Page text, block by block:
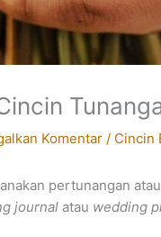
Komentar / Cincin
pertunangan
journal atau wedding